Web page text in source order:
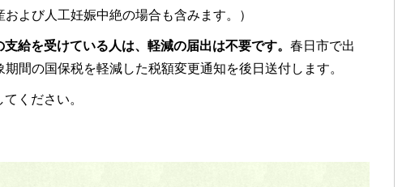
よび人工妊娠中絶の場合も含みます。）
給を受けている人は、軽減の届出は不要です。 春日市で出
間の国保税を軽減した税額変更通知を後日送付します。
ください。